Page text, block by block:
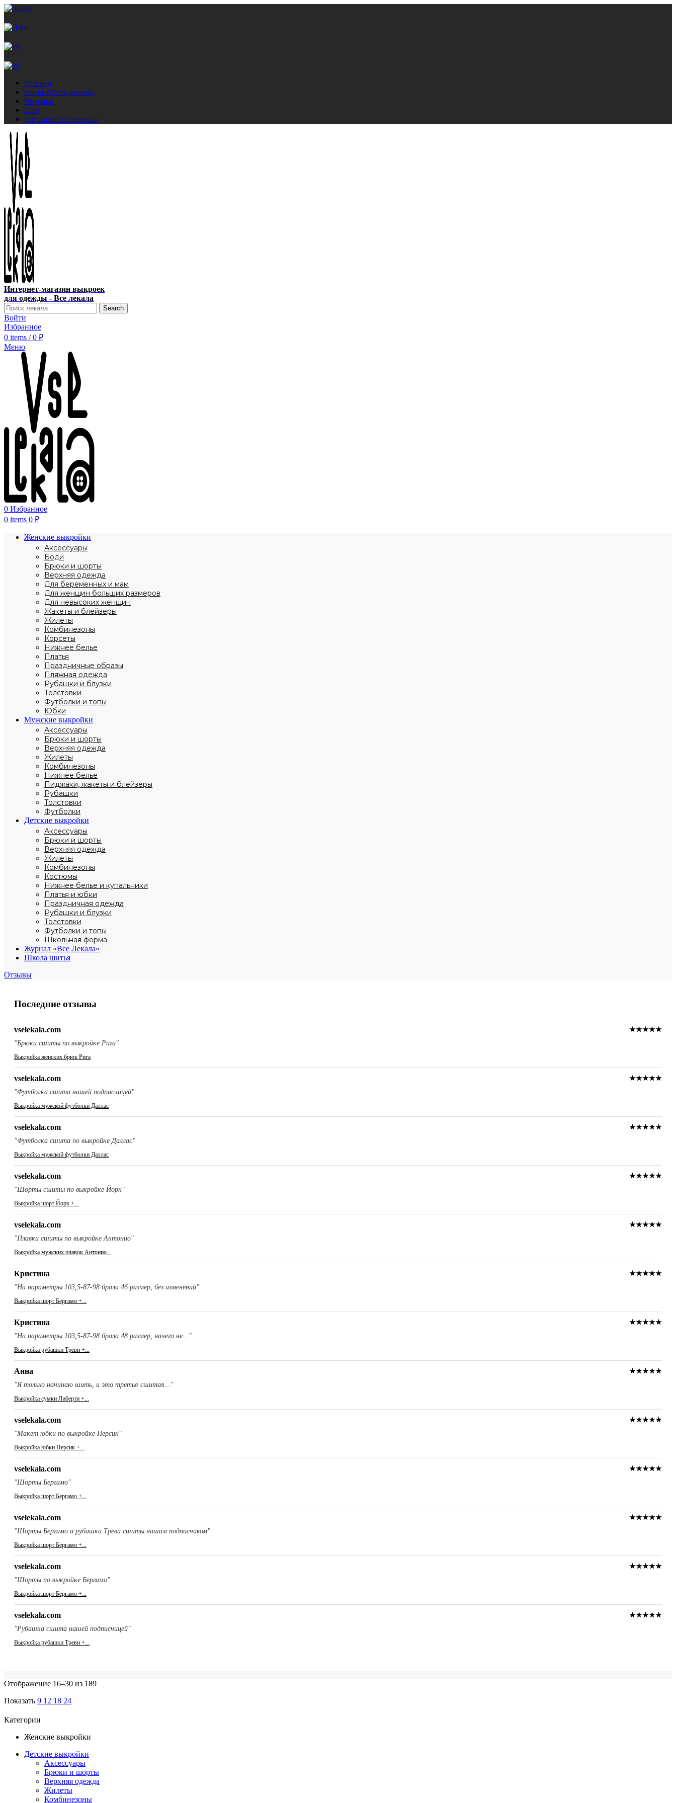
Отзывы
Как выбрать размер
Помощь
Блог
Чат швейной помощи
Интернет-магазин выкроек
для одежды - Все лекала
Search
Войти
Избранное
0 items / 0 ₽
Меню
0 Избранное
0 items 0 ₽
Женские выкройки
Аксессуары
Боди
Брюки и шорты
Верхняя одежда
Для беременных и мам
Для женщин больших размеров
Для невысоких женщин
Жакеты и блейзеры
Жилеты
Комбинезоны
Корсеты
Нижнее белье
Платья
Праздничные образы
Пляжная одежда
Рубашки и блузки
Толстовки
Футболки и топы
Юбки
Мужские выкройки
Аксессуары
Брюки и шорты
Верхняя одежда
Жилеты
Комбинезоны
Нижнее белье
Пиджаки, жакеты и блейзеры
Рубашки
Толстовки
Футболки
Детские выкройки
Аксессуары
Брюки и шорты
Верхняя одежда
Жилеты
Комбинезоны
Костюмы
Нижнее белье и купальники
Платья и юбки
Праздничная одежда
Рубашки и блузки
Толстовки
Футболки и топы
Школьная форма
Журнал «Все Лекала»
Школа шитья
Отзывы
Последние отзывы
vselekala.com
★★★★★
"Брюки сшиты по выкройке Рига"
Выкройка женских брюк Рига
vselekala.com
★★★★★
"Футболка сшита нашей подписчицей"
Выкройка мужской футболки Даллас
vselekala.com
★★★★★
"Футболка сшита по выкройке Даллас"
Выкройка мужской футболки Даллас
vselekala.com
★★★★★
"Шорты сшиты по выкройке Йорк"
Выкройка шорт Йорк +...
vselekala.com
★★★★★
"Плавки сшиты по выкройке Антонио"
Выкройка мужских плавок Антонио...
Кристина
★★★★★
"На параметры 103,5-87-98 брала 46 размер, без изменений"
Выкройка шорт Бергамо +...
Кристина
★★★★★
"На параметры 103,5-87-98 брала 48 размер, ничего не..."
Выкройка рубашки Треви +...
Анна
★★★★★
"Я только начинаю шить, и это третья сшитая..."
Выкройка сумки Либерти +...
vselekala.com
★★★★★
"Макет юбки по выкройке Персик"
Выкройка юбки Персик +...
vselekala.com
★★★★★
"Шорты Бергамо"
Выкройка шорт Бергамо +...
vselekala.com
★★★★★
"Шорты Бергамо и рубашка Треви сшиты нашим подписчиком"
Выкройка шорт Бергамо +...
vselekala.com
★★★★★
"Шорты по выкройке Бергамо"
Выкройка шорт Бергамо +...
vselekala.com
★★★★★
"Рубашка сшита нашей подписчицей"
Выкройка рубашки Треви +...
Отображение 16–30 из 189
Показать 9 12 18 24
Категории
Женские выкройки
Детские выкройки
Аксессуары
Брюки и шорты
Верхняя одежда
Жилеты
Комбинезоны